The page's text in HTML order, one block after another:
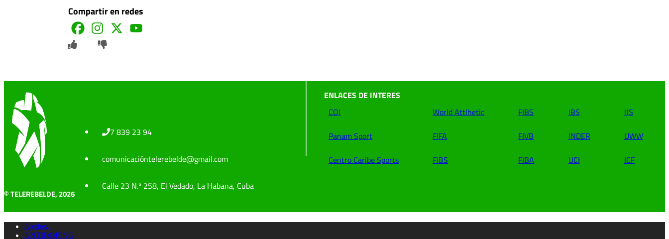
Compartir en redes
© TELEREBELDE, 2026
7 839 23 94
comunicacióntelerebelde@gmail.com
Calle 23 N.º 258, El Vedado, La Habana, Cuba
ENLACES DE INTERES
COI
Panam Sport
Centro Caribe Sports
World Attlhetic
FIFA
FIBS
FIBS
FIVB
FIBA
IBS
INDER
UCI
IJS
UWW
ICF
Ajedrez
ANTIDOPING